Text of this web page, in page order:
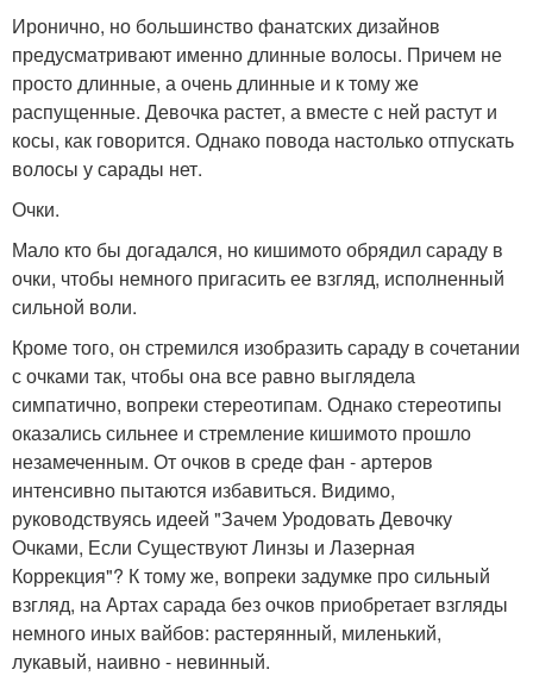
Иронично, но большинство фанатских дизайнов
предусматривают именно длинные волосы. Причем не
просто длинные, а очень длинные и к тому же
распущенные. Девочка растет, а вместе с ней растут и
косы, как говорится. Однако повода настолько отпускать
волосы у сарады нет.
Очки.
Мало кто бы догадался, но кишимото обрядил сараду в
очки, чтобы немного пригасить ее взгляд, исполненный
сильной воли.
Кроме того, он стремился изобразить сараду в сочетании
с очками так, чтобы она все равно выглядела
симпатично, вопреки стереотипам. Однако стереотипы
оказались сильнее и стремление кишимото прошло
незамеченным. От очков в среде фан - артеров
интенсивно пытаются избавиться. Видимо,
руководствуясь идеей "Зачем Уродовать Девочку
Очками, Если Существуют Линзы и Лазерная
Коррекция"? К тому же, вопреки задумке про сильный
взгляд, на Артах сарада без очков приобретает взгляды
немного иных вайбов: растерянный, миленький,
лукавый, наивно - невинный.